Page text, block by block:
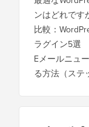
ンはどれです
比較：
ラグイン5選
Eメールニュ
る方法（ステ